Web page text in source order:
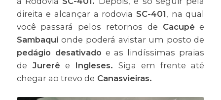
direita e alcançar a rodovia SC-401, na qual
você passará pelos retornos de Cacupé e
Sambaquionde poderá avistar um posto de
pedágio desativado e as lindíssimas praias
de Jurerê e Ingleses. Siga em frente até
chegar ao trevo de Canasvieiras.